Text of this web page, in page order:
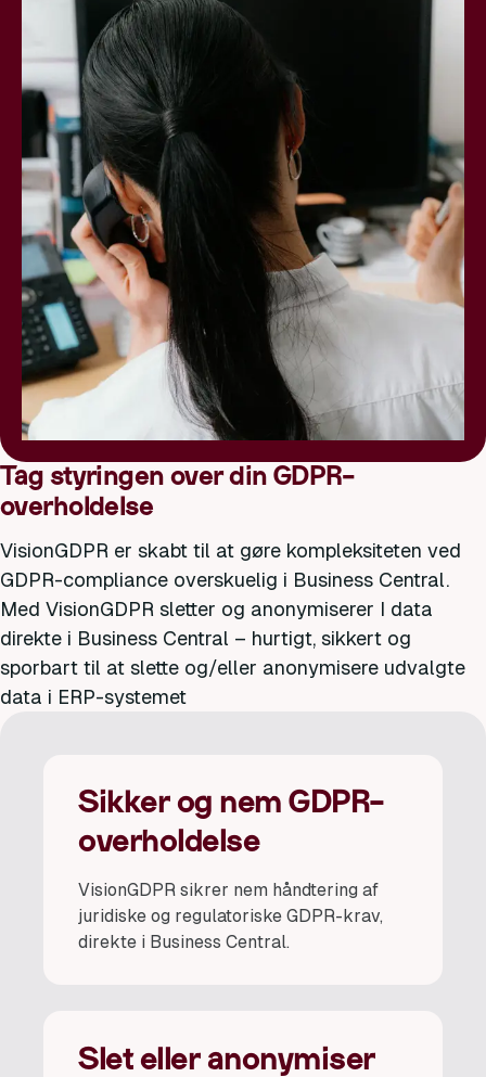
Tag styringen over din GDPR-
overholdelse
VisionGDPR er skabt til at gøre kompleksiteten ved
GDPR-compliance overskuelig i Business Central.
Med VisionGDPR sletter og anonymiserer I data
direkte i Business Central – hurtigt, sikkert og
sporbart til at slette og/eller anonymisere udvalgte
data i ERP-systemet
Sikker og nem GDPR-
overholdelse
VisionGDPR sikrer nem håndtering af
juridiske og regulatoriske GDPR-krav,
direkte i Business Central.
Slet eller anonymiser